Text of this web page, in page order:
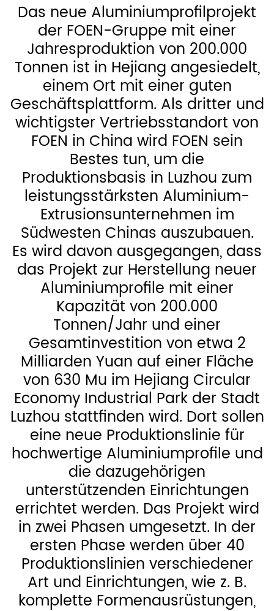
Das neue Aluminiumprofilprojekt
der FOEN-Gruppe mit einer
Jahresproduktion von 200.000
Tonnen ist in Hejiang angesiedelt,
einem Ort mit einer guten
Geschäftsplattform. Als dritter und
wichtigster Vertriebsstandort von
FOEN in China wird FOEN sein
Bestes tun, um die
Produktionsbasis in Luzhou zum
leistungsstärksten Aluminium-
Extrusionsunternehmen im
Südwesten Chinas auszubauen.
Es wird davon ausgegangen, dass
das Projekt zur Herstellung neuer
Aluminiumprofile mit einer
Kapazität von 200.000
Tonnen/Jahr und einer
Gesamtinvestition von etwa 2
Milliarden Yuan auf einer Fläche
von 630 Mu im Hejiang Circular
Economy Industrial Park der Stadt
Luzhou stattfinden wird. Dort sollen
eine neue Produktionslinie für
hochwertige Aluminiumprofile und
die dazugehörigen
unterstützenden Einrichtungen
errichtet werden. Das Projekt wird
in zwei Phasen umgesetzt. In der
ersten Phase werden über 40
Produktionslinien verschiedener
Art und Einrichtungen, wie z. B.
komplette Formenausrüstungen,